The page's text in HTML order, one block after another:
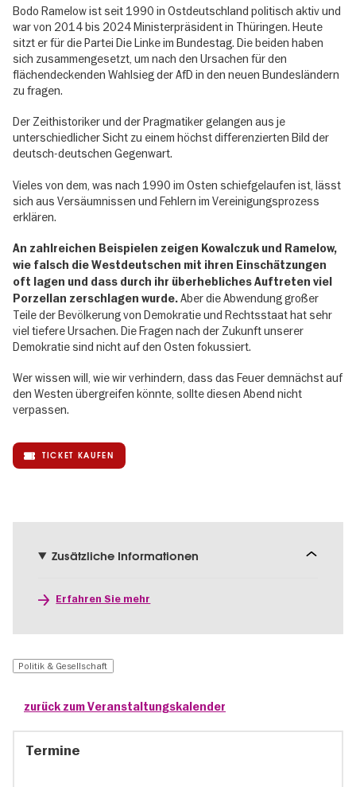
Bodo Ramelow ist seit 1990 in Ostdeutschland politisch aktiv und
war von 2014 bis 2024 Ministerpräsident in Thüringen. Heute
sitzt er für die Partei Die Linke im Bundestag. Die beiden haben
sich zusammengesetzt, um nach den Ursachen für den
flächendeckenden Wahlsieg der AfD in den neuen Bundesländern
zu fragen.
Der Zeithistoriker und der Pragmatiker gelangen aus je
unterschiedlicher Sicht zu einem höchst differenzierten Bild der
deutsch-deutschen Gegenwart.
Vieles von dem, was nach 1990 im Osten schiefgelaufen ist, lässt
sich aus Versäumnissen und Fehlern im Vereinigungsprozess
erklären.
An zahlreichen Beispielen zeigen Kowalczuk und Ramelow,
wie falsch die Westdeutschen mit ihren Einschätzungen
oft lagen und dass durch ihr überhebliches Auftreten viel
Porzellan zerschlagen wurde.Aber die Abwendung großer
Teile der Bevölkerung von Demokratie und Rechtsstaat hat sehr
viel tiefere Ursachen. Die Fragen nach der Zukunft unserer
Demokratie sind nicht auf den Osten fokussiert.
Wer wissen will, wie wir verhindern, dass das Feuer demnächst auf
den Westen übergreifen könnte, sollte diesen Abend nicht
verpassen.
TICKET KAUFEN
Zusätzliche Informationen
Erfahren Sie mehr
Politik & Gesellschaft
zurück zum Veranstaltungskalender
Termine